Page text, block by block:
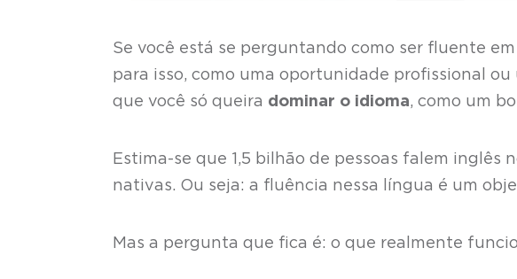
Se você está se perguntando como ser fluente
para isso, como uma oportunidade profissional
que você só queira dominar o idioma, como um
Estima-se que 1,5 bilhão de pessoas falem inglês
nativas. Ou seja: a fluência nessa língua é um
Mas a pergunta que fica é: o que realmente